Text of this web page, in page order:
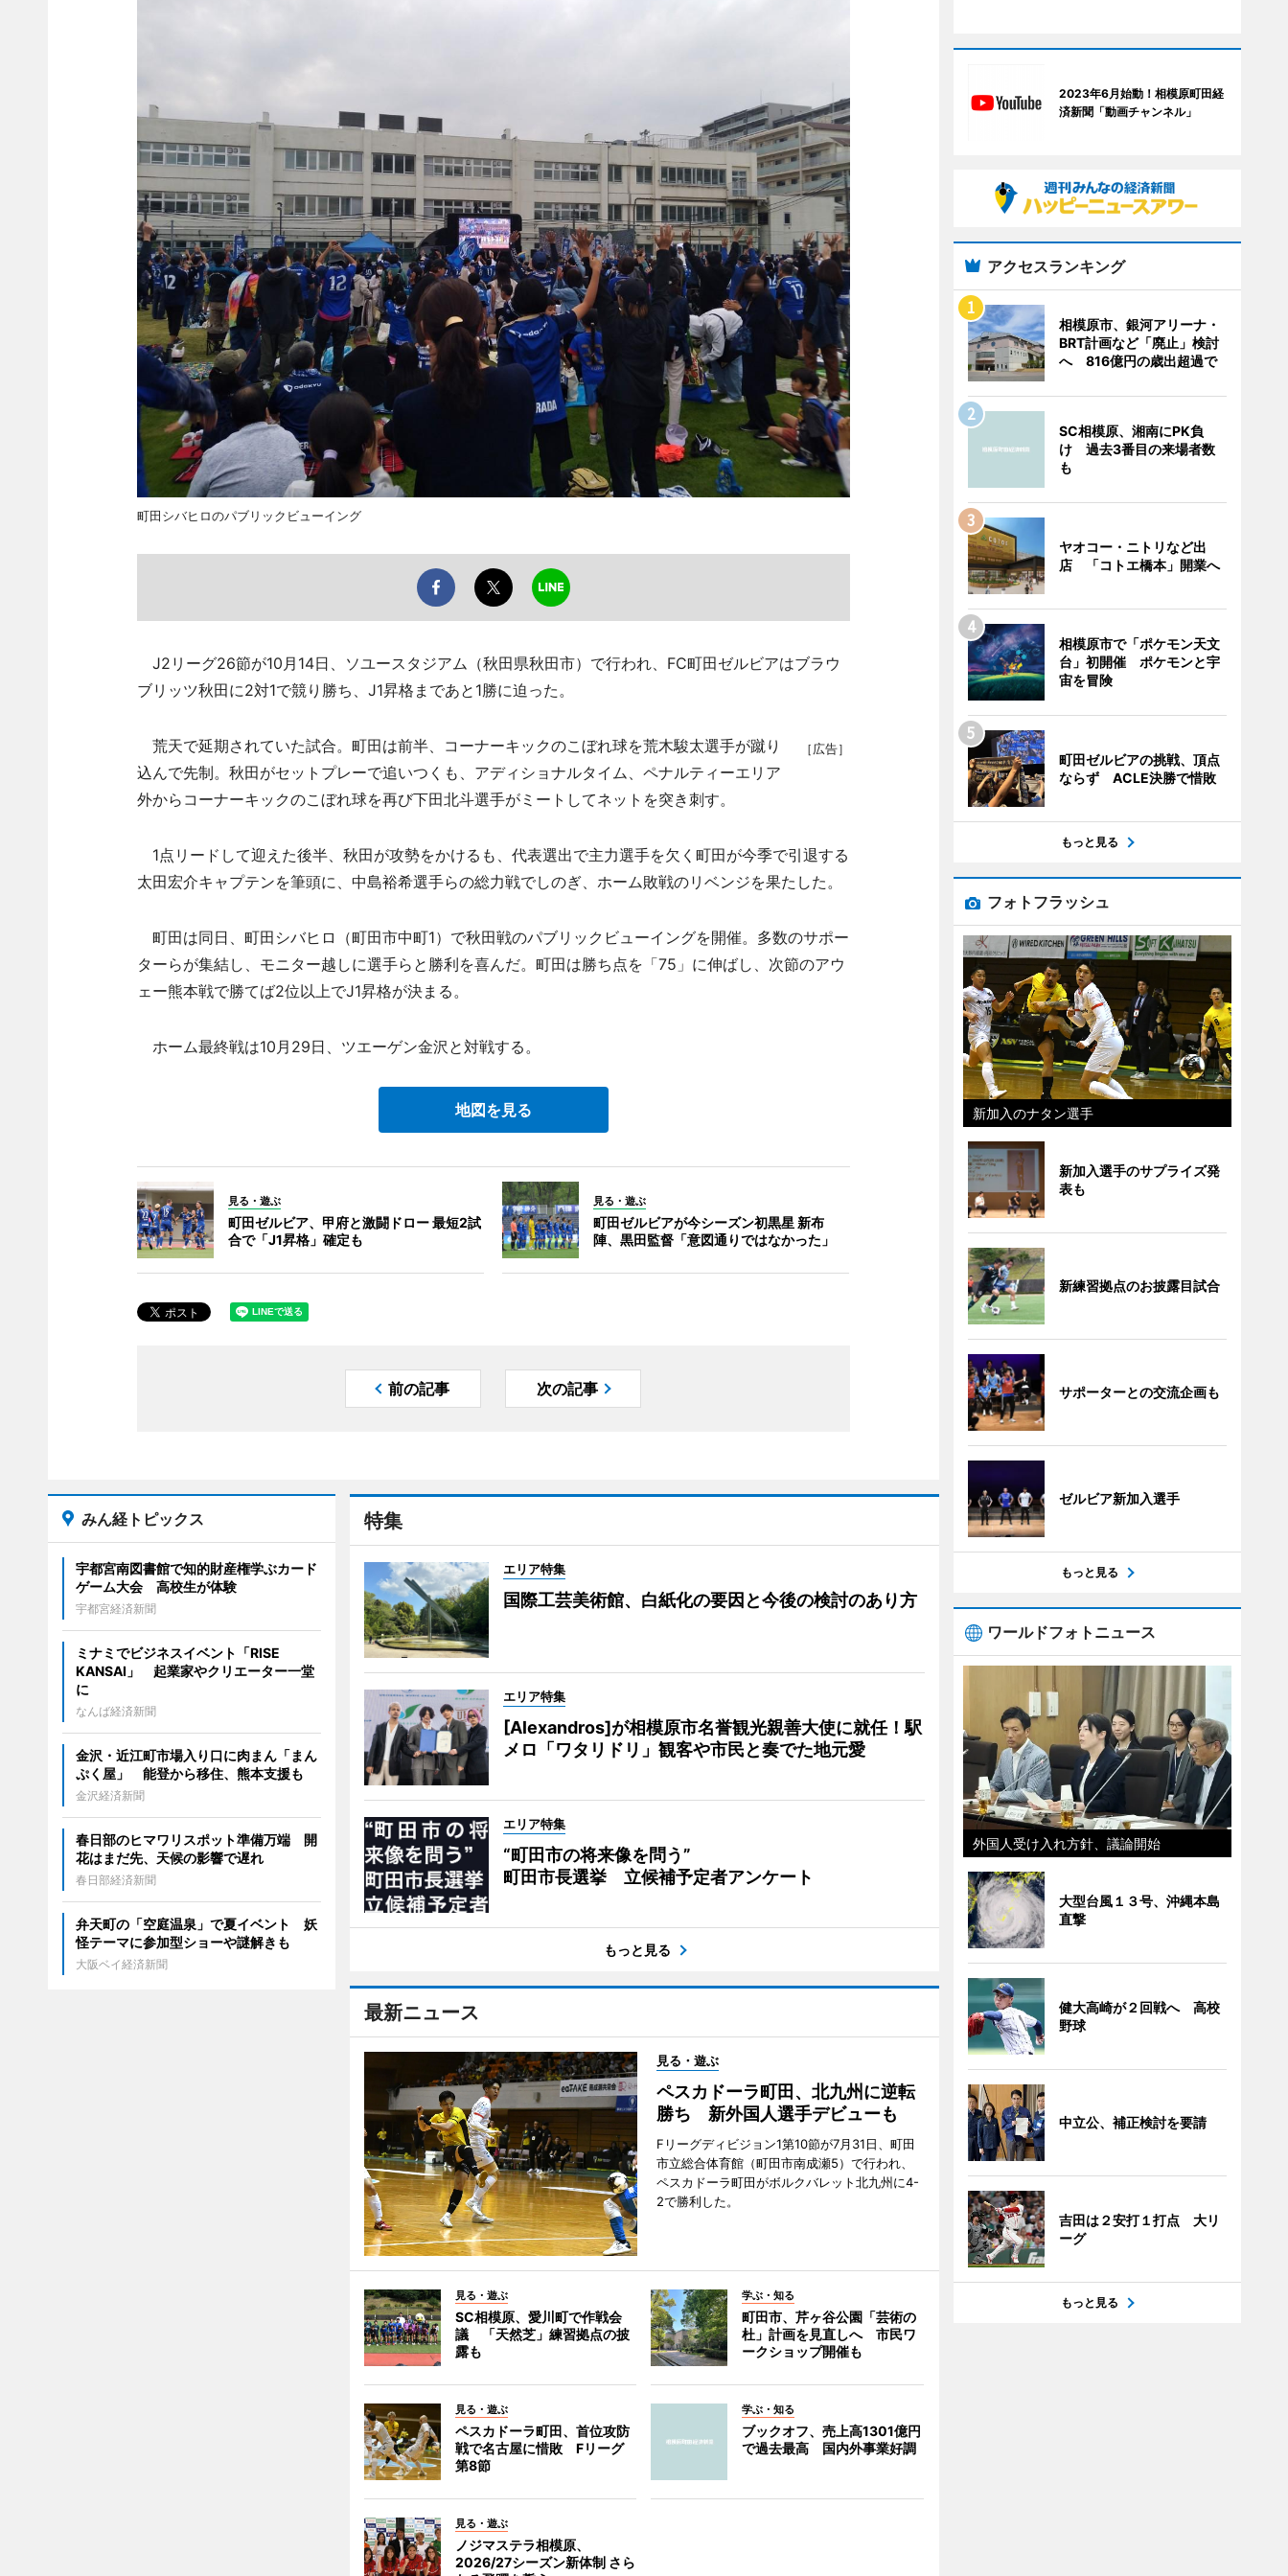
町田シバヒロのパブリックビューイング
J2リーグ26節が10月14日、ソユースタジアム（秋田県秋田市）で行われ、FC町田ゼルビアはブラウ
ブリッツ秋田に2対1で競り勝ち、J1昇格まであと1勝に迫った。
［広告］
荒天で延期されていた試合。町田は前半、コーナーキックのこぼれ球を荒木駿太選手が蹴り
込んで先制。秋田がセットプレーで追いつくも、アディショナルタイム、ペナルティーエリア
外からコーナーキックのこぼれ球を再び下田北斗選手がミートしてネットを突き刺す。
1点リードして迎えた後半、秋田が攻勢をかけるも、代表選出で主力選手を欠く町田が今季で引退する
太田宏介キャプテンを筆頭に、中島裕希選手らの総力戦でしのぎ、ホーム敗戦のリベンジを果たした。
町田は同日、町田シバヒロ（町田市中町1）で秋田戦のパブリックビューイングを開催。多数のサポー
ターらが集結し、モニター越しに選手らと勝利を喜んだ。町田は勝ち点を「75」に伸ばし、次節のアウ
ェー熊本戦で勝てば2位以上でJ1昇格が決まる。
ホーム最終戦は10月29日、ツエーゲン金沢と対戦する。
地図を見る
見る・遊ぶ
町田ゼルビア、甲府と激闘ドロー 最短2試
合で「J1昇格」確定も
見る・遊ぶ
町田ゼルビアが今シーズン初黒星 新布
陣、黒田監督「意図通りではなかった」
前の記事 次の記事
特集
エリア特集
国際工芸美術館、白紙化の要因と今後の検討のあり方
エリア特集
[Alexandros]が相模原市名誉観光親善大使に就任！駅
メロ「ワタリドリ」観客や市民と奏でた地元愛
エリア特集
“町田市の将来像を問う”
町田市長選挙 立候補予定者アンケート
もっと見る
最新ニュース
見る・遊ぶ
ペスカドーラ町田、北九州に逆転
勝ち 新外国人選手デビューも
Fリーグディビジョン1第10節が7月31日、町田
市立総合体育館（町田市南成瀬5）で行われ、
ペスカドーラ町田がボルクバレット北九州に4-
2で勝利した。
見る・遊ぶ
SC相模原、愛川町で作戦会
議 「天然芝」練習拠点の披
露も
学ぶ・知る
町田市、芹ヶ谷公園「芸術の
杜」計画を見直しへ 市民ワ
ークショップ開催も
見る・遊ぶ
ペスカドーラ町田、首位攻防
戦で名古屋に惜敗 Fリーグ
第8節
学ぶ・知る
ブックオフ、売上高1301億円
で過去最高 国内外事業好調
見る・遊ぶ
ノジマステラ相模原、
2026/27シーズン新体制 さら
みん経トピックス
宇都宮南図書館で知的財産権学ぶカード
ゲーム大会 高校生が体験
宇都宮経済新聞
ミナミでビジネスイベント「RISE
KANSAI」 起業家やクリエーター一堂
に
なんば経済新聞
金沢・近江町市場入り口に肉まん「まん
ぷく屋」 能登から移住、熊本支援も
金沢経済新聞
春日部のヒマワリスポット準備万端 開
花はまだ先、天候の影響で遅れ
春日部経済新聞
弁天町の「空庭温泉」で夏イベント 妖
怪テーマに参加型ショーや謎解きも
大阪ベイ経済新聞
2023年6月始動！相模原町田経
済新聞「動画チャンネル」
アクセスランキング
相模原市、銀河アリーナ・
BRT計画など「廃止」検討
へ 816億円の歳出超過で
SC相模原、湘南にPK負
け 過去3番目の来場者数
も
ヤオコー・ニトリなど出
店 「コトエ橋本」開業へ
相模原市で「ポケモン天文
台」初開催 ポケモンと宇
宙を冒険
町田ゼルビアの挑戦、頂点
ならず ACLE決勝で惜敗
もっと見る
フォトフラッシュ
新加入のナタン選手
新加入選手のサプライズ発
表も
新練習拠点のお披露目試合
サポーターとの交流企画も
ゼルビア新加入選手
もっと見る
ワールドフォトニュース
外国人受け入れ方針、議論開始
大型台風１３号、沖縄本島
直撃
健大高崎が２回戦へ 高校
野球
中立公、補正検討を要請
吉田は２安打１打点 大リ
ーグ
もっと見る